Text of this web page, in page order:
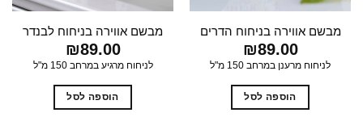
מבשם אווירה בניחוח הדרים
₪89.00
לניחוח מרענן במרחב 150 מ"ל
הוספה לסל
מבשם אווירה בניחוח לבנדר
₪89.00
לניחוח מרגיע במרחב 150 מ"ל
הוספה לסל